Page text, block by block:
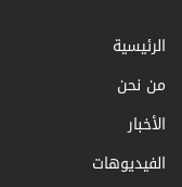
الرئيسية
من نحن
الأخبار
الفيديوهات